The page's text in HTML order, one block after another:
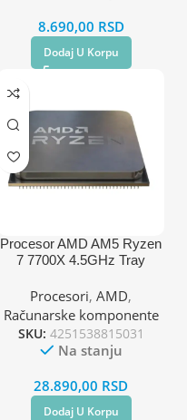
8.690,00 RSD
Dodaj U Korpu
Procesor AMD AM5 Ryzen
7 7700X 4.5GHz Tray
Procesori, AMD,
Računarske komponente
SKU: 4251538815031
Na stanju
28.890,00 RSD
Dodaj U Korpu